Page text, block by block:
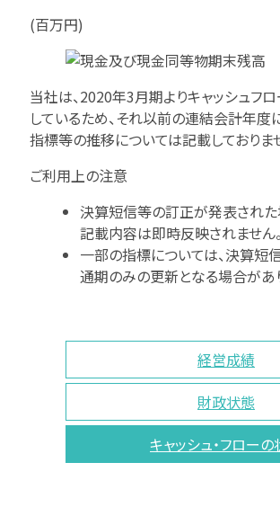
(百万円)
当社は、2020年3月期よりキャッシュフ
しているため、それ以前の連結会計年
指標等の推移については記載しておりま
ご利用上の注意
決算短信等の訂正が発表された
記載内容は即時反映されません。
一部の指標については、決算短
通期のみの更新となる場合があ
経営成績
財政状態
キャッシュ・フロー